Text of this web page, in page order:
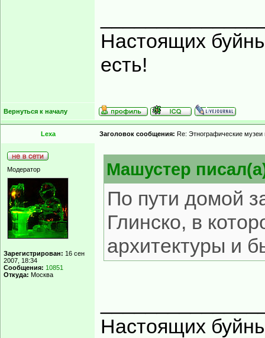
Настоящих
есть!
Вернуться к началу
Lexa Заголовок сообщения: Re: Этнографические
Модератор
Зарегистрирован: 16 сен
2007, 18:34
Сообщения: 10851
Откуда: Москва
Машустер
По пути домой
Глинско, в
архитектуры и
Настоящих